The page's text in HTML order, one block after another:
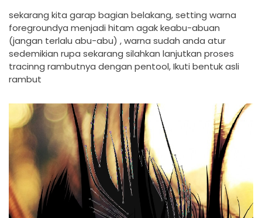
sekarang kita garap bagian belakang, setting warna
foregroundya menjadi hitam agak keabu-abuan
(jangan terlalu abu-abu) , warna sudah anda atur
sedemikian rupa sekarang silahkan lanjutkan proses
tracinng rambutnya dengan pentool, Ikuti bentuk asli
rambut